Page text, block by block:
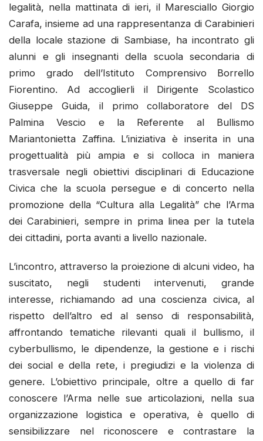
legalità, nella mattinata di ieri, il Maresciallo Giorgio
Carafa, insieme ad una rappresentanza di Carabinieri
della locale stazione di Sambiase, ha incontrato gli
alunni e gli insegnanti della scuola secondaria di
primo grado dell’Istituto Comprensivo Borrello
Fiorentino. Ad accoglierli il Dirigente Scolastico
Giuseppe Guida, il primo collaboratore del DS
Palmina Vescio e la Referente al Bullismo
Mariantonietta Zaffina. L’iniziativa è inserita in una
progettualità più ampia e si colloca in maniera
trasversale negli obiettivi disciplinari di Educazione
Civica che la scuola persegue e di concerto nella
promozione della “Cultura alla Legalità” che l’Arma
dei Carabinieri, sempre in prima linea per la tutela
dei cittadini, porta avanti a livello nazionale.
L’incontro, attraverso la proiezione di alcuni video, ha
suscitato, negli studenti intervenuti, grande
interesse, richiamando ad una coscienza civica, al
rispetto dell’altro ed al senso di responsabilità,
affrontando tematiche rilevanti quali il bullismo, il
cyberbullismo, le dipendenze, la gestione e i rischi
dei social e della rete, i pregiudizi e la violenza di
genere. L’obiettivo principale, oltre a quello di far
conoscere l’Arma nelle sue articolazioni, nella sua
organizzazione logistica e operativa, è quello di
sensibilizzare nel riconoscere e contrastare la